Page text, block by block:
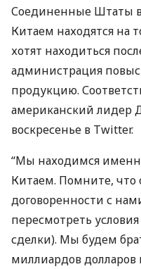
Соединенные Штаты
Китаем находятся на
хотят находиться
администрация
продукцию.
американский лидер
воскресенье в Twitter.
“Мы находимся
Китаем. Помните,
договоренности с
пересмотреть
сделки). Мы будем
миллиардов